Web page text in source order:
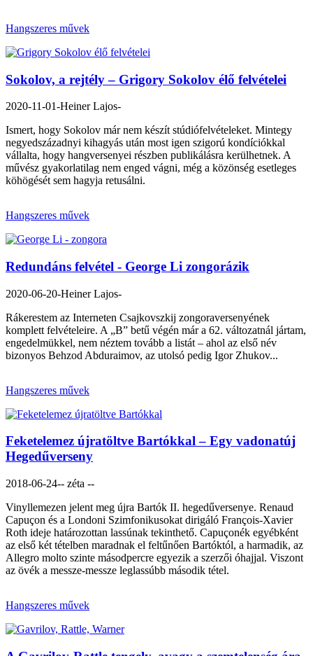
Hangszeres művek
Sokolov, a rejtély – Grigory Sokolov élő felvételei
2020-11-01-Heiner Lajos-
Ismert, hogy Sokolov már nem készít stúdiófelvételeket. Mintegy
negyedszázadnyi kihagyás után most igen szigorú kondíciókkal
vállalta, hogy hangversenyei részben publikálásra kerülhetnek. A
művész gyakorlatilag nem enged vágni, még a közönség esetleges
köhögését sem hagyja retusálni.
Hangszeres művek
Redundáns felvétel - George Li zongorázik
2020-06-20-Heiner Lajos-
Rákerestem az Interneten Csajkovszkij zongoraversenyének
komplett felvételeire. A „B” betű végén már a 62. változatnál jártam,
engedelmükkel, nem néztem tovább a listát – ahol az első név
bizonyos Behzod Abduraimov, az utolsó pedig Igor Zhukov...
Hangszeres művek
Feketelemez újratöltve Bartókkal – Egy vadonatúj
Hegedűverseny
2018-06-24-- zéta --
Vinyllemezen jelent meg újra Bartók II. hegedűversenye. Renaud
Capuçon és a Londoni Szimfonikusokat dirigáló François-Xavier
Roth ideje határozottan lassúnak tekinthető. Capuçonék egyébként
az első két tételben maradnak el feltűnően Bartóktól, a harmadik, az
Allegro molto szinte másodpercre egyezik a szerzői óhajjal. Viszont
az övék a messze-messze leglassúbb második tétel.
Hangszeres művek